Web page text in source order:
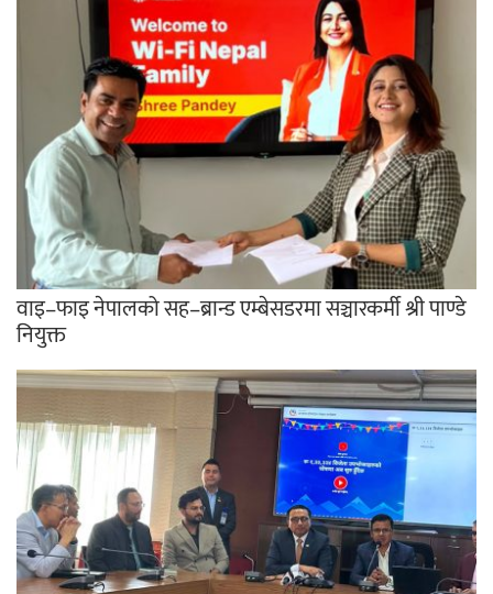
वाइ–फाइ नेपालको सह–ब्रान्ड एम्बेसडरमा सञ्चारकर्मी श्री पाण्डे
नियुक्त